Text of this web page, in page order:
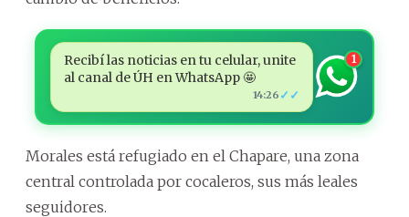
Recibí las noticias en tu celular, unite
al canal de ÚH en WhatsApp 🤩
14:26 ✓✓
1
Morales está refugiado en el Chapare, una zona
central controlada por cocaleros, sus más leales
seguidores.